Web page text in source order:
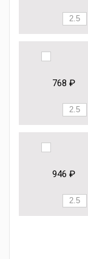
768 ₽
946 ₽